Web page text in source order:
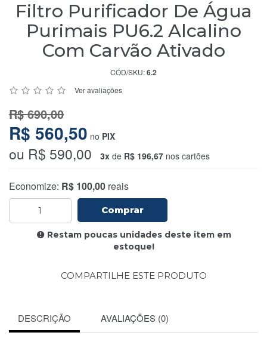
Filtro Purificador De Água
Purimais PU6.2 Alcalino
Com Carvão Ativado
CÓD/SKU:6.2
Ver avaliações
R$ 690,00
R$ 560,50 no PIX
ou R$ 590,00 3x de R$ 196,67 nos cartões
Economize: R$ 100,00 reais
Comprar
Restam poucas unidades deste item em
estoque!
COMPARTILHE ESTE PRODUTO
DESCRIÇÃO AVALIAÇÕES (0)